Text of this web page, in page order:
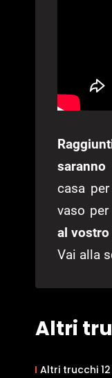
saranno
casa
vaso
al
Vai alla
Altri
Altri trucchi